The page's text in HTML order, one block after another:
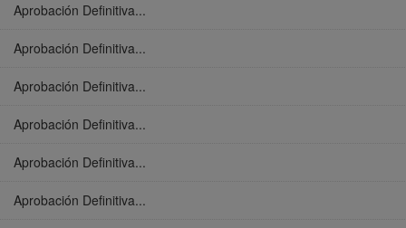
Aprobación Definitiva...
Aprobación Definitiva...
Aprobación Definitiva...
Aprobación Definitiva...
Aprobación Definitiva...
Aprobación Definitiva...